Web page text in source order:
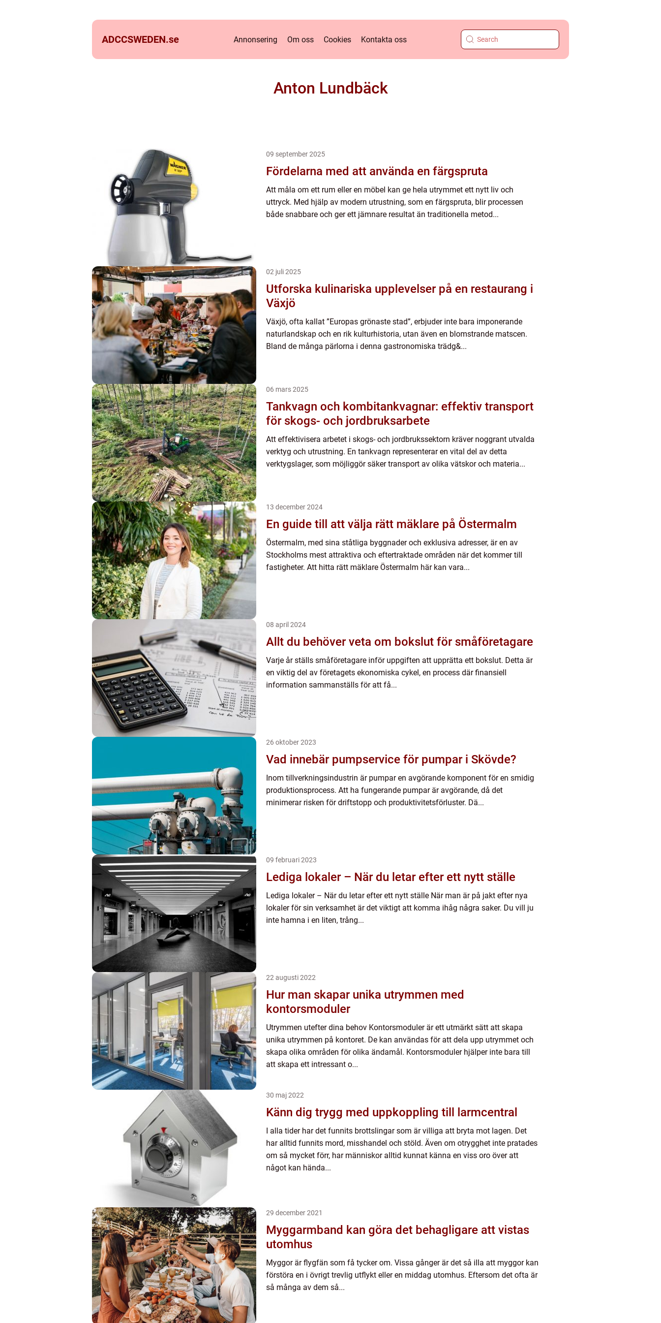
ADCCSWEDEN.se Annonsering Om oss Cookies Kontakta oss
Anton Lundbäck
09 september 2025
Fördelarna med att använda en färgspruta
Att måla om ett rum eller en möbel kan ge hela utrymmet ett nytt liv och
uttryck. Med hjälp av modern utrustning, som en färgspruta, blir processen
både snabbare och ger ett jämnare resultat än traditionella metod...
02 juli 2025
Utforska kulinariska upplevelser på en restaurang i
Växjö
Växjö, ofta kallat ”Europas grönaste stad”, erbjuder inte bara imponerande
naturlandskap och en rik kulturhistoria, utan även en blomstrande matscen.
Bland de många pärlorna i denna gastronomiska trädg&...
06 mars 2025
Tankvagn och kombitankvagnar: effektiv transport
för skogs- och jordbruksarbete
Att effektivisera arbetet i skogs- och jordbrukssektorn kräver noggrant utvalda
verktyg och utrustning. En tankvagn representerar en vital del av detta
verktygslager, som möjliggör säker transport av olika vätskor och materia...
13 december 2024
En guide till att välja rätt mäklare på Östermalm
Östermalm, med sina ståtliga byggnader och exklusiva adresser, är en av
Stockholms mest attraktiva och eftertraktade områden när det kommer till
fastigheter. Att hitta rätt mäklare Östermalm här kan vara...
08 april 2024
Allt du behöver veta om bokslut för småföretagare
Varje år ställs småföretagare inför uppgiften att upprätta ett bokslut. Detta är
en viktig del av företagets ekonomiska cykel, en process där finansiell
information sammanställs för att få...
26 oktober 2023
Vad innebär pumpservice för pumpar i Skövde?
Inom tillverkningsindustrin är pumpar en avgörande komponent för en smidig
produktionsprocess. Att ha fungerande pumpar är avgörande, då det
minimerar risken för driftstopp och produktivitetsförluster. Dä...
09 februari 2023
Lediga lokaler – När du letar efter ett nytt ställe
Lediga lokaler – När du letar efter ett nytt ställe När man är på jakt efter nya
lokaler för sin verksamhet är det viktigt att komma ihåg några saker. Du vill ju
inte hamna i en liten, trång...
22 augusti 2022
Hur man skapar unika utrymmen med
kontorsmoduler
Utrymmen utefter dina behov Kontorsmoduler är ett utmärkt sätt att skapa
unika utrymmen på kontoret. De kan användas för att dela upp utrymmet och
skapa olika områden för olika ändamål. Kontorsmoduler hjälper inte bara till
att skapa ett intressant o...
30 maj 2022
Känn dig trygg med uppkoppling till larmcentral
I alla tider har det funnits brottslingar som är villiga att bryta mot lagen. Det
har alltid funnits mord, misshandel och stöld. Även om otrygghet inte pratades
om så mycket förr, har människor alltid kunnat känna en viss oro över att
något kan hända...
29 december 2021
Myggarmband kan göra det behagligare att vistas
utomhus
Myggor är flygfän som få tycker om. Vissa gånger är det så illa att myggor kan
förstöra en i övrigt trevlig utflykt eller en middag utomhus. Eftersom det ofta är
så många av dem så...